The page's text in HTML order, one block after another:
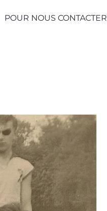
POUR NOUS CONTACTER